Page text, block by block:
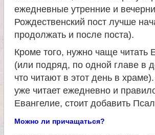
л
и
ежедневные утренние и
Рождественский пост лучше
продолжать и после поста).
Кроме того, нужно чаще читать
(или подряд, по одной главе в
что читают в этот день в
уже читает ежедневно и
Евангелие, стоит добавить
Можно ли причащаться?